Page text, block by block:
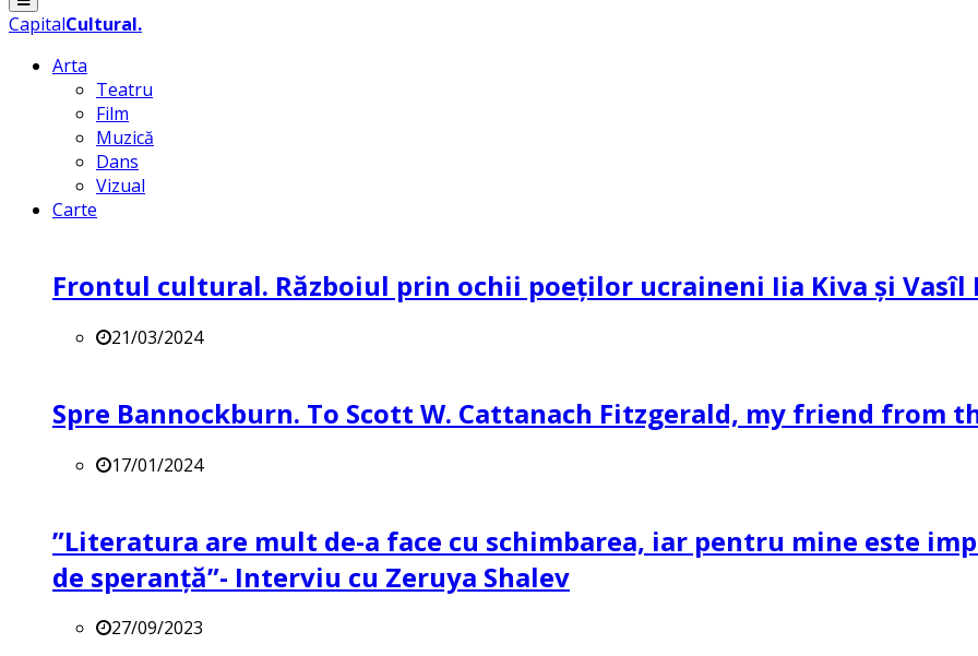
CapitalCultural.
Arta
Teatru
Film
Muzică
Dans
Vizual
Carte
Frontul cultural. Războiul prin ochii poeților ucraineni Iia Kiva și Vasîl
21/03/2024
Spre Bannockburn. To Scott W. Cattanach Fitzgerald, my friend from
17/01/2024
”Literatura are mult de-a face cu schimbarea, iar pentru mine este
de speranță”- Interviu cu Zeruya Shalev
27/09/2023